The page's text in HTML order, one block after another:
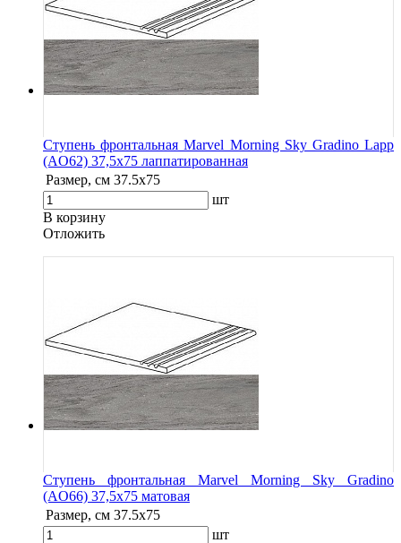
Ступень фронтальная Marvel Morning Sky Gradino Lapp
(AO62) 37,5x75 лаппатированная
Размер, см 37.5x75
шт
В корзину
Oтложить
Ступень фронтальная Marvel Morning Sky Gradino
(AO66) 37,5x75 матовая
Размер, см 37.5x75
шт